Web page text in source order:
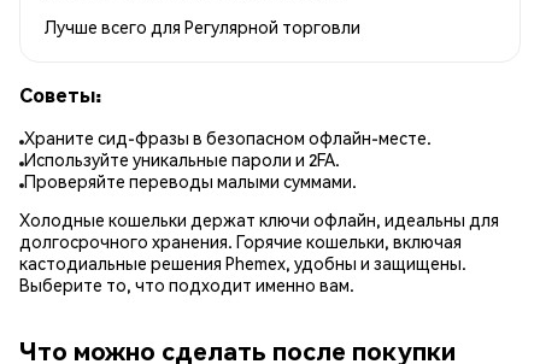
Лучше всего для Регулярной торговли
Советы:
Храните сид-фразы в безопасном офлайн-месте.
Используйте уникальные пароли и 2FA.
Проверяйте переводы малыми суммами.
Холодные кошельки держат ключи офлайн, идеальны для
долгосрочного хранения. Горячие кошельки, включая
кастодиальные решения Phemex, удобны и защищены.
Выберите то, что подходит именно вам.
Что можно сделать после покупки